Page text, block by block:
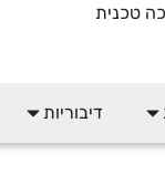
טכנית
דיבוריות